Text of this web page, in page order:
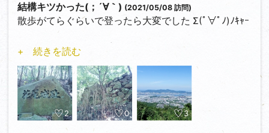
結構キツかった(；´∀｀) (2021/05/08 訪問)
散歩がてらぐらいで登ったら大変でした Σ(ﾟ∀ﾟﾉ)ﾉｷｬｰ
石垣などが所々に見受けられます。
本丸跡からは見晴らしの良き風景が楽しめます。
+ 続きを読む
2 0 3